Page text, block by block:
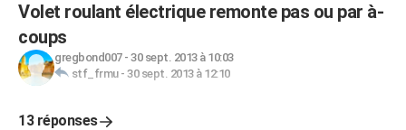
Volet roulant électrique remonte pas ou par à-
coups
gregbond007- 30 sept. 2013 à 10:03
stf_frmu- 30 sept. 2013 à 12:10
13 réponses